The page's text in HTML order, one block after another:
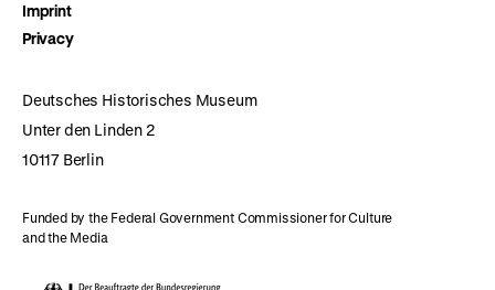
Imprint
Privacy
Deutsches Historisches Museum
Unter den Linden 2
10117 Berlin
Funded by the Federal Government Commissioner for Culture
and the Media